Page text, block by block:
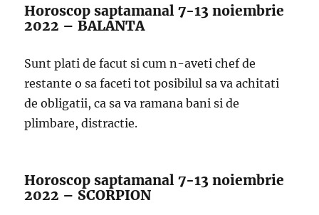
Horoscop saptamanal 7-13 noiembrie
2022 – BALANTA
Sunt plati de facut si cum n-aveti chef de
restante o sa faceti tot posibilul sa va achitati
de obligatii, ca sa va ramana bani si de
plimbare, distractie.
Horoscop saptamanal 7-13 noiembrie
2022 – SCORPION